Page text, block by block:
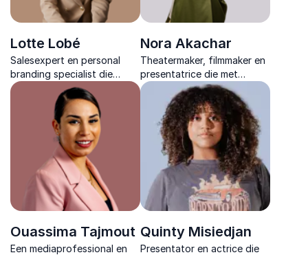
Lotte Lobé
Salesexpert en personal
branding specialist die
professionals helpt om
zichtbaarheid om te zetten
in vertrouwen en zo een
sterke voorkeurspositie op
te bouwen.
Nora Akachar
Theatermaker, filmmaker en
presentatrice die met
creatieve storytelling
inclusie tot leven brengt en
ieder publiek inspireert met
herkenbare inzichten.
Ouassima Tajmout
Een mediaprofessional en
Quinty Misiedjan
Presentator en actrice die